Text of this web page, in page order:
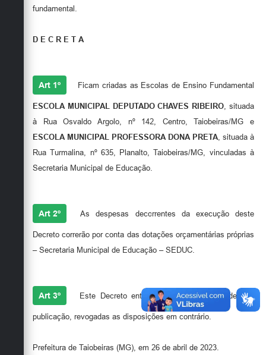
fundamental.
D E C R E T A
Art 1º Ficam criadas as Escolas de Ensino Fundamental
ESCOLA MUNICIPAL DEPUTADO CHAVES RIBEIRO, situada
à Rua Osvaldo Argolo, nº 142, Centro, Taiobeiras/MG e
ESCOLA MUNICIPAL PROFESSORA DONA PRETA, situada à
Rua Turmalina, nº 635, Planalto, Taiobeiras/MG, vinculadas à
Secretaria Municipal de Educação.
Art 2º As despesas decorrentes da execução deste
Decreto correrão por conta das dotações orçamentárias próprias
– Secretaria Municipal de Educação – SEDUC.
Art 3º Este Decreto entrará em vigor na data de sua
publicação, revogadas as disposições em contrário.
Prefeitura de Taiobeiras (MG), em 26 de abril de 2023.